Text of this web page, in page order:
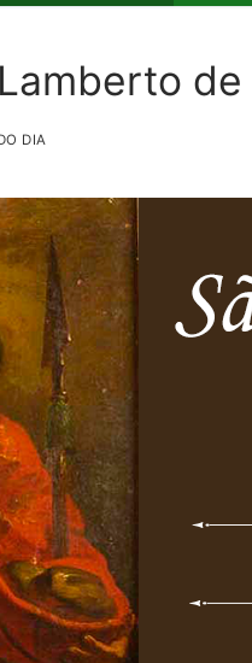
do Dia
somos nós
CARRINHO
DIA